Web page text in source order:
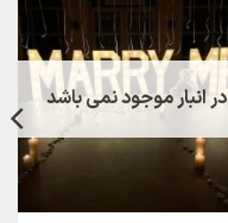
در انبار موجود نمی باشد